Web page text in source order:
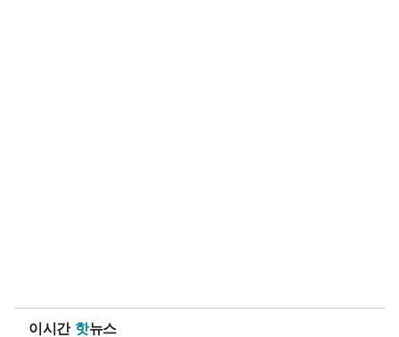
이시간 핫뉴스